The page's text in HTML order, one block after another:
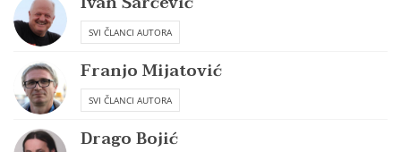
SVI ČLANCI AUTORA
Franjo Mijatović
SVI ČLANCI AUTORA
Drago Bojić